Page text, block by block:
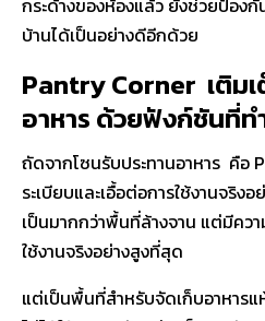
กระด้างของห้องแล้ว ยังช่วยป้อง
บ้านได้เป็นอย่างดีอีกด้วย
Pantry Corner เติม
อาหาร ด้วยฟังก์ชันที่ท
ถัดจากโซนรับประทานอาหาร คือ
ระเบียบและเอื้อต่อการใช้งานจริ
เป็นมากกว่าพื้นที่ล้างจาน แต่มีควา
ใช้งานจริงอย่างสูงที่สุด
แต่เป็นพื้นที่สำหรับจัดเก็บอาหาร